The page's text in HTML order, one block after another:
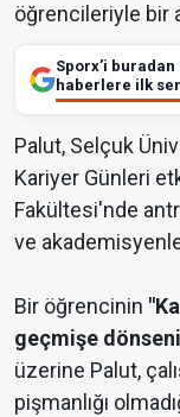
öğrencileriyle bir
Sporx’i buradan
haberlere ilk
Palut, Selçuk
Kariyer Günleri
Fakültesi'nde
ve
Bir öğrencinin
geçmişe
üzerine Palut,
pişmanlığı